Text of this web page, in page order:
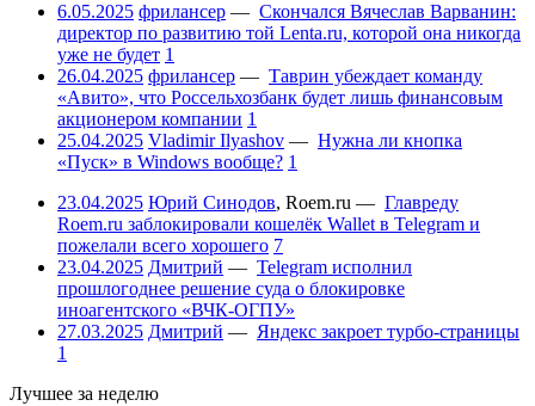
6.05.2025 фрилансер — Скончался Вячеслав Варванин:
директор по развитию той Lenta.ru, которой она никогда
уже не будет 1
26.04.2025 фрилансер — Таврин убеждает команду
«Авито», что Россельхозбанк будет лишь финансовым
акционером компании 1
25.04.2025 Vladimir Ilyashov — Нужна ли кнопка
«Пуск» в Windows вообще? 1
23.04.2025 Юрий Синодов, Roem.ru — Главреду
Roem.ru заблокировали кошелёк Wallet в Telegram и
пожелали всего хорошего 7
23.04.2025 Дмитрий — Telegram исполнил
прошлогоднее решение суда о блокировке
иноагентского «ВЧК-ОГПУ»
27.03.2025 Дмитрий — Яндекс закроет турбо-страницы
1
Лучшее за неделю